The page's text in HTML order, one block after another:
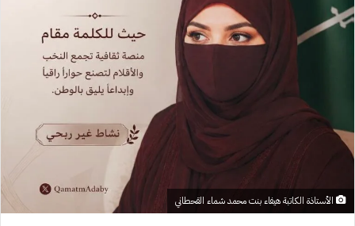
الأستاذة الكاتبة هيفاء بنت محمد شماء القحطاني